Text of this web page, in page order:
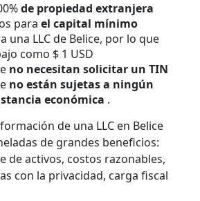
de propiedad extranjera
para el capital mínimo
una LLC de Belice, por lo que
como $ 1 USD
no necesitan solicitar un TIN
no están sujetas a ningún
económica .
de una LLC en Belice
de grandes beneficios:
de activos, costos razonables,
con la privacidad, carga fiscal